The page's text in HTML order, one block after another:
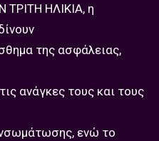
ΗΛΙΚΙΑ, η
της ασφάλειας,
ανάγκες τους και τους
ενώ το